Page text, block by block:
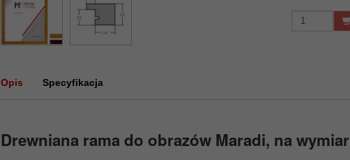
Opis Specyfikacja
Drewniana rama do obrazów Maradi, na wymiar